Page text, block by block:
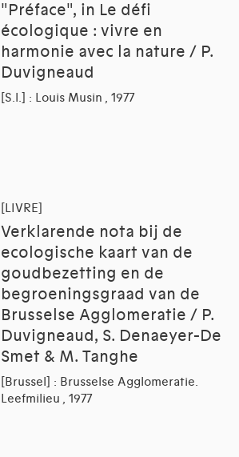
"Préface", in Le défi
écologique : vivre en
harmonie avec la nature / P.
Duvigneaud
[S.l.] : Louis Musin , 1977
[LIVRE]
Verklarende nota bij de
ecologische kaart van de
goudbezetting en de
begroeningsgraad van de
Brusselse Agglomeratie / P.
Duvigneaud, S. Denaeyer-De
Smet & M. Tanghe
[Brussel] : Brusselse Agglomeratie.
Leefmilieu , 1977